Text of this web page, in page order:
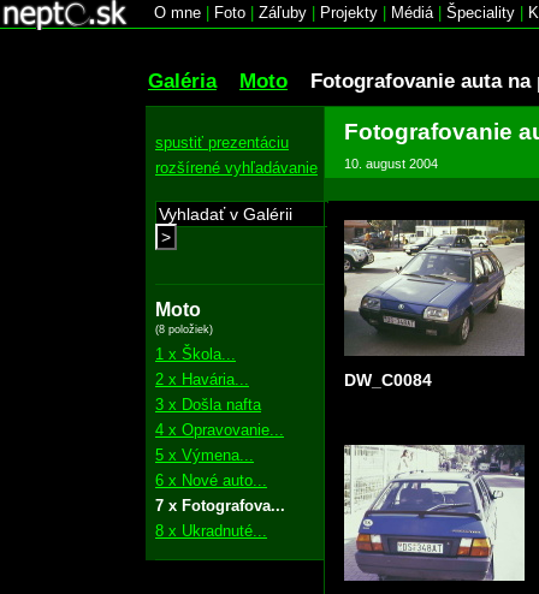
O mne Foto Záľuby Projekty Médiá| Špeciality
Galéria Moto Fotografovanie auta na
spustiť prezentáciu
rozšírené vyhľadávanie
>
Moto
(8 položiek)
1 x Škola...
2 x Havária...
3 x Došla nafta
4 x Opravovanie...
5 x Výmena...
6 x Nové auto...
7 x Fotografova...
8 x Ukradnuté...
Fotografovanie
10. august 2004
DW_C0084